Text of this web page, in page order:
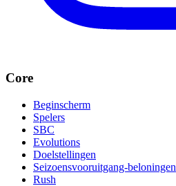
Core
Beginscherm
Spelers
SBC
Evolutions
Doelstellingen
Seizoensvooruitgang-beloningen
Rush